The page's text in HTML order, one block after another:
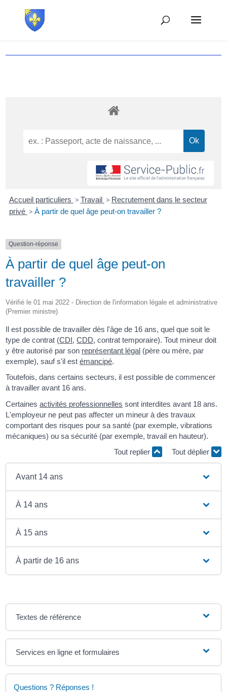
Accueil particuliers > Travail > Recrutement dans le secteur
privé > À partir de quel âge peut-on travailler ?
Question-réponse
À partir de quel âge peut-on
travailler ?
Vérifié le 01 mai 2022 - Direction de l'information légale et administrative
(Premier ministre)
Il est possible de travailler dès l'âge de 16 ans, quel que soit le
type de contrat (CDI,CDD, contrat temporaire). Tout mineur doit
y être autorisé par son représentant légal (père ou mère, par
exemple), sauf s'il estémancipé.
Toutefois, dans certains secteurs, il est possible de commencer
à travailler avant 16 ans.
Certainesactivités professionnelles sont interdites avant 18 ans.
L'employeur ne peut pas affecter un mineur à des travaux
comportant des risques pour sa santé (par exemple, vibrations
mécaniques) ou sa sécurité (par exemple, travail en hauteur).
Tout replier
Tout déplier
Avant 14 ans
À 14 ans
À 15 ans
À partir de 16 ans
Textes de référence
Services en ligne et formulaires
Questions ? Réponses !